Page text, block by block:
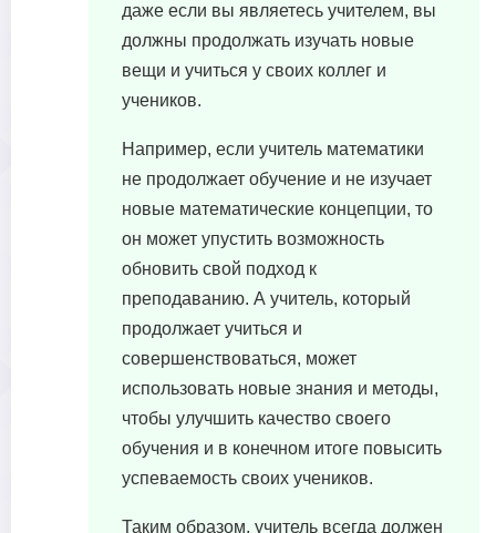
даже если вы являетесь учителем, вы
должны продолжать изучать новые
вещи и учиться у своих коллег и
учеников.
Например, если учитель математики
не продолжает обучение и не изучает
новые математические концепции, то
он может упустить возможность
обновить свой подход к
преподаванию. А учитель, который
продолжает учиться и
совершенствоваться, может
использовать новые знания и методы,
чтобы улучшить качество своего
обучения и в конечном итоге повысить
успеваемость своих учеников.
Таким образом, учитель всегда должен